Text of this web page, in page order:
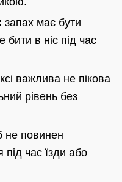
запах має бути
бити в ніс під час
важлива не пікова
рівень без
не повинен
під час їзди або